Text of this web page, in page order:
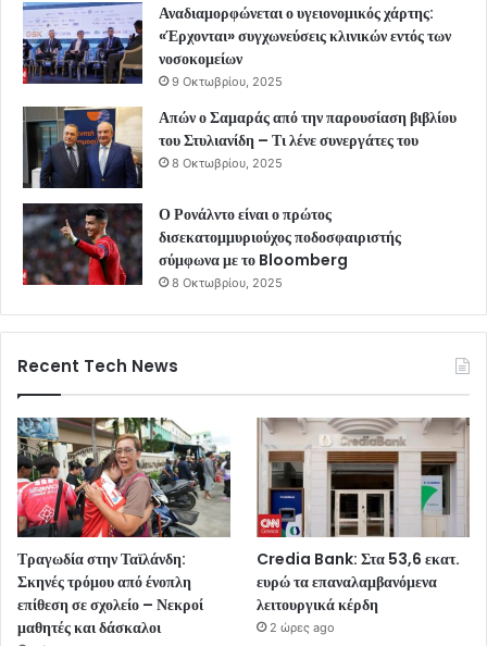
Αναδιαμορφώνεται ο υγειονομικός χάρτης:
«Έρχονται» συγχωνεύσεις κλινικών εντός των
νοσοκομείων
9 Οκτωβρίου, 2025
Απών ο Σαμαράς από την παρουσίαση βιβλίου
του Στυλιανίδη – Τι λένε συνεργάτες του
8 Οκτωβρίου, 2025
Ο Ρονάλντο είναι ο πρώτος
δισεκατομμυριούχος ποδοσφαιριστής
σύμφωνα με το Bloomberg
8 Οκτωβρίου, 2025
Recent Tech News
Τραγωδία στην Ταϊλάνδη:
Σκηνές τρόμου από ένοπλη
επίθεση σε σχολείο – Νεκροί
μαθητές και δάσκαλοι
Credia Bank: Στα 53,6 εκατ.
ευρώ τα επαναλαμβανόμενα
λειτουργικά κέρδη
2 ώρες ago